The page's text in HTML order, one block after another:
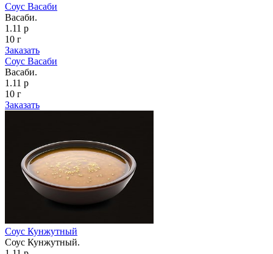
Соус Васаби
Васаби.
1.11 р
10 г
Заказать
Соус Васаби
Васаби.
1.11 р
10 г
Заказать
Соус Кунжутный
Соус Кунжутный.